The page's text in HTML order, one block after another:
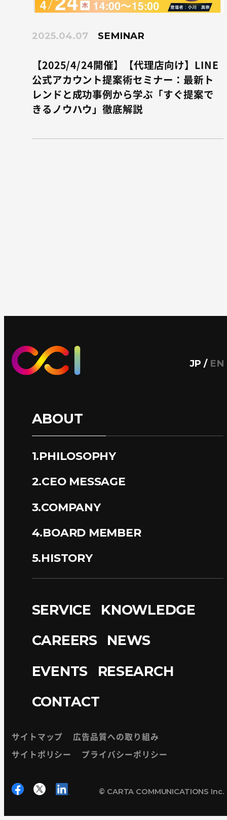
2025.04.07 SEMINAR
【2025/4/24開催】【代理店向け】LINE
公式アカウント提案術セミナー：最新ト
レンドと成功事例から学ぶ「すぐ提案で
きるノウハウ」徹底解説
JP / EN
ABOUT
1.PHILOSOPHY
2.CEO MESSAGE
3.COMPANY
4.BOARD MEMBER
5.HISTORY
SERVICE
KNOWLEDGE
CAREERS
NEWS
EVENTS
RESEARCH
CONTACT
サイトマップ
広告品質への取り組み
サイトポリシー
プライバシーポリシー
© CARTA COMMUNICATIONS Inc.